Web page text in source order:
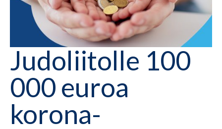
Judoliitolle 100
000 euroa
korona-